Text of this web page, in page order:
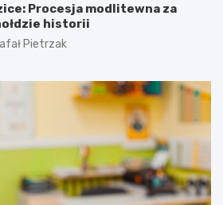
Procesja modlitewna za
historii
Pietrzak